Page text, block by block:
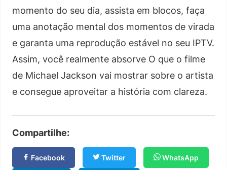
momento do seu dia, assista em blocos, faça
uma anotação mental dos momentos de virada
e garanta uma reprodução estável no seu IPTV.
Assim, você realmente absorve O que o filme
de Michael Jackson vai mostrar sobre o artista
e consegue aproveitar a história com clareza.
Compartilhe:
Facebook Twitter WhatsApp